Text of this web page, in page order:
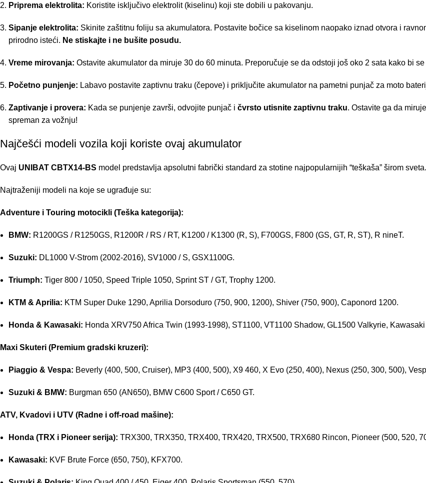
Priprema elektrolita: Koristite isključivo elektrolit (kiselinu) koji ste dobili u pakovanju.
Sipanje elektrolita: Skinite zaštitnu foliju sa akumulatora. Postavite bočice sa kiselinom naopako iznad otvora i
prirodno isteći. Ne stiskajte i ne bušite posudu.
Vreme mirovanja: Ostavite akumulator da miruje 30 do 60 minuta. Preporučuje se da odstoji još oko 2 sata kako bi
Početno punjenje: Labavo postavite zaptivnu traku (čepove) i priključite akumulator na pametni punjač za moto
Zaptivanje i provera: Kada se punjenje završi, odvojite punjač i čvrsto utisnite zaptivnu traku. Ostavite ga da
spreman za vožnju!
Najčešći modeli vozila koji koriste ovaj akumulator
Ovaj UNIBAT CBTX14-BS model predstavlja apsolutni fabrički standard za stotine najpopularnijih “teškaša” širom sveta.
Najtraženiji modeli na koje se ugrađuje su:
Adventure i Touring motocikli (Teška kategorija):
BMW: R1200GS / R1250GS, R1200R / RS / RT, K1200 / K1300 (R, S), F700GS, F800 (GS, GT, R, ST), R nineT.
Suzuki: DL1000 V-Strom (2002-2016), SV1000 / S, GSX1100G.
Triumph: Tiger 800 / 1050, Speed Triple 1050, Sprint ST / GT, Trophy 1200.
KTM & Aprilia: KTM Super Duke 1290, Aprilia Dorsoduro (750, 900, 1200), Shiver (750, 900), Caponord 1200.
Honda & Kawasaki: Honda XRV750 Africa Twin (1993-1998), ST1100, VT1100 Shadow, GL1500 Valkyrie,
Maxi Skuteri (Premium gradski kruzeri):
Piaggio & Vespa: Beverly (400, 500, Cruiser), MP3 (400, 500), X9 460, X Evo (250, 400), Nexus (250, 300, 500),
Suzuki & BMW: Burgman 650 (AN650), BMW C600 Sport / C650 GT.
ATV, Kvadovi i UTV (Radne i off-road mašine):
Honda (TRX i Pioneer serija): TRX300, TRX350, TRX400, TRX420, TRX500, TRX680 Rincon, Pioneer (500, 520,
Kawasaki: KVF Brute Force (650, 750), KFX700.